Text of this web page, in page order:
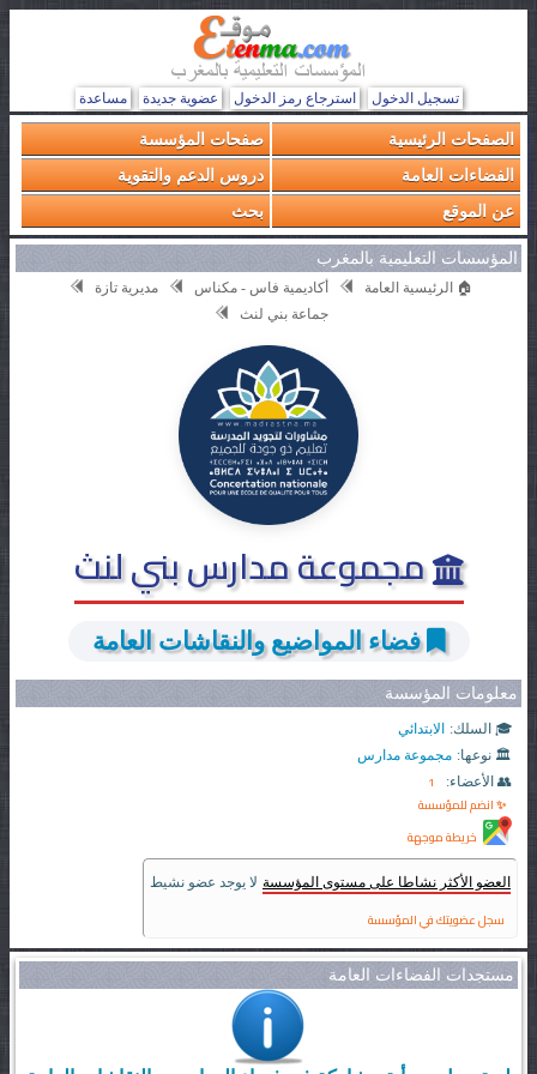
تسجيل الدخول استرجاع رمز الدخول عضوية جديدة مساعدة
الصفحات الرئيسية
صفحات المؤسسة
الفضاءات العامة
دروس الدعم والتقوية
عن الموقع
بحث
المؤسسات التعليمية بالمغرب
🏠 الرئيسية العامة أكاديمية فاس - مكناس
مديرية تازة
جماعة بني لنث
مجموعة مدارس بني لنث
فضاء المواضيع والنقاشات العامة
معلومات المؤسسة
🎓 السلك: الابتدائي
🏛️ نوعها: مجموعة مدارس
👥 الأعضاء:
1
✨ انضم للمؤسسة
خريطة موجهة
العضو الأكثر نشاطا على مستوى المؤسسة لا يوجد عضو نشيط
سجل عضويتك في المؤسسة
مستجدات الفضاءات العامة